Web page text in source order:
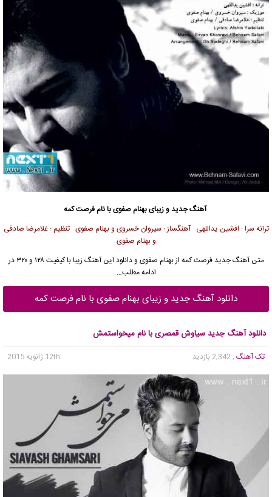
آهنگ جدید و زیبای بهنام صفوی با نام فرصت کمه
ترانه سرا : افشین یداللهی آهنگساز : سیروان خسروی و بهنام صفوی تنظیم : غلامرضا صادقی
و بهنام صفوی
متن آهنگ جدید فرصت کمه از بهنام صفوی و دانلود این آهنگ زیبا با کیفیت ۱۲۸ و ۳۲۰ در
ادامه مطلب…
دانلود آهنگ جدید و زیبای بهنام صفوی با نام فرصت کمه
دانلود آهنگ جدید سیاوش قمصری با نام میخواستمش
تک آهنگ , 2,342 بازدید 12th ژانویه 2015